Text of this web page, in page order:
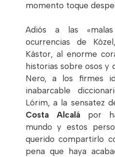
momento toque
Adiós a las
ocurrencias de
Kástor, al enorme
historias sobre osos y
Nero, a los firmes
inabarcable
Lórim, a la sensatez
Costa Alcalápor
mundo y estos
querido compartirlo
pena que haya